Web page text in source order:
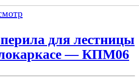
для лестницы
— КПМ06